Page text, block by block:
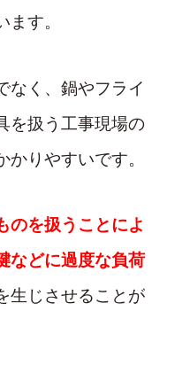
す。
なく、鍋やフライ
を扱う工事現場の
りやすいです。
のを扱うことによ
などに過度な負荷
生じさせることが